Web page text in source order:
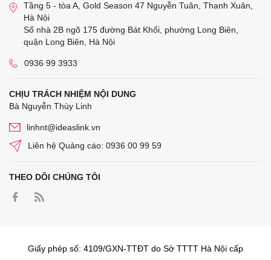
Tầng 5 - tòa A, Gold Season 47 Nguyễn Tuân, Thanh Xuân,
Hà Nội
Số nhà 2B ngõ 175 đường Bát Khối, phường Long Biên,
quận Long Biên, Hà Nội
0936 99 3933
CHỊU TRÁCH NHIỆM NỘI DUNG
Bà Nguyễn Thùy Linh
linhnt@ideaslink.vn
Liên hệ Quảng cáo: 0936 00 99 59
THEO DÕI CHÚNG TÔI
Giấy phép số: 4109/GXN-TTĐT do Sở TTTT Hà Nội cấp